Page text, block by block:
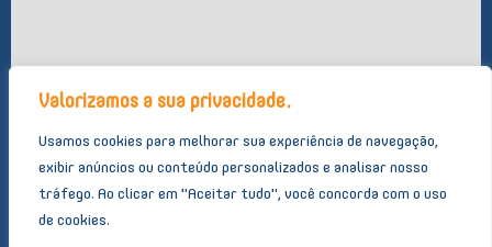
Valorizamos a sua privacidade.
Usamos cookies para melhorar sua experiência de navegação,
exibir anúncios ou conteúdo personalizados e analisar nosso
tráfego. Ao clicar em "Aceitar tudo", você concorda com o uso
de cookies.